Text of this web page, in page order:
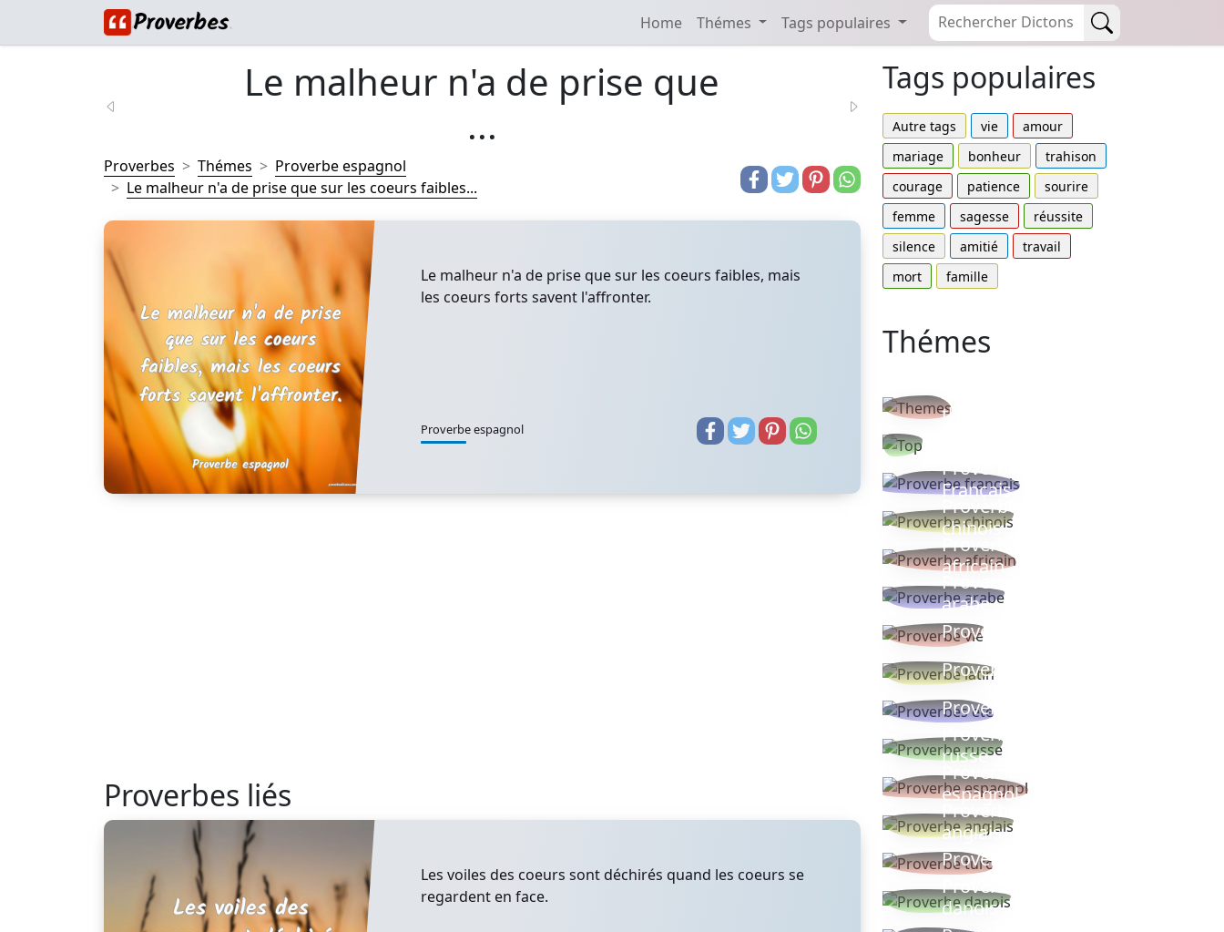
Home Thémes Tags populaires
Le malheur n'a de prise que
...
Proverbes Thémes
Proverbe espagnol
Le malheur n'a de prise que sur les coeurs faibles...
Le malheur n'a de prise que sur les coeurs faibles, mais
les coeurs forts savent l'affronter.
Proverbe espagnol
Proverbes liés
Les voiles des coeurs sont déchirés quand les coeurs se
regardent en face.
Tags populaires
Autre tags vie
amour
mariage
bonheur
trahison
courage
patience
sourire
femme
sagesse
réussite
silence
amitié
travail
mort
famille
Thémes
thèmes
Proverbe
Français
Proverbe
chinois
Proverbe
africain
Proverbe
arabe
Proverbe vie
Proverbe latin
Proverbes ete
Proverbe
russe
Proverbe
espagnol
Proverbe
anglais
Proverbe turc
Proverbe
danois